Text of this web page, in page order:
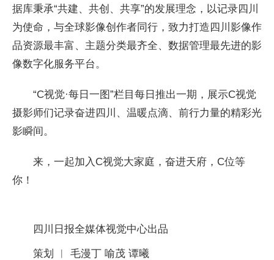
据库秉承“共建、共创、共享”的发展理念，以记录四川
为使命，与全球影像创作者同行，致力打造四川影像作
品资源最丰富、主题分类最齐全、数据管理最先进的影
像数字化服务平台。
“C视觉·每日一图”栏目每日推出一期，展示C视觉
摄影师们记录奋进四川、温暖点滴、前行力量的精彩光
影瞬间。
来，一起加入C视觉大家庭，奋进天府，C位等
你！
四川日报全媒体视觉中心出品
策划 ︱ 毛漫丁 喻茂 谭曦